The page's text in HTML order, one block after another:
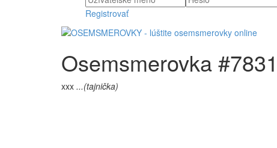
Registrovať
Osemsmerovka
xxx ...(tajnička)